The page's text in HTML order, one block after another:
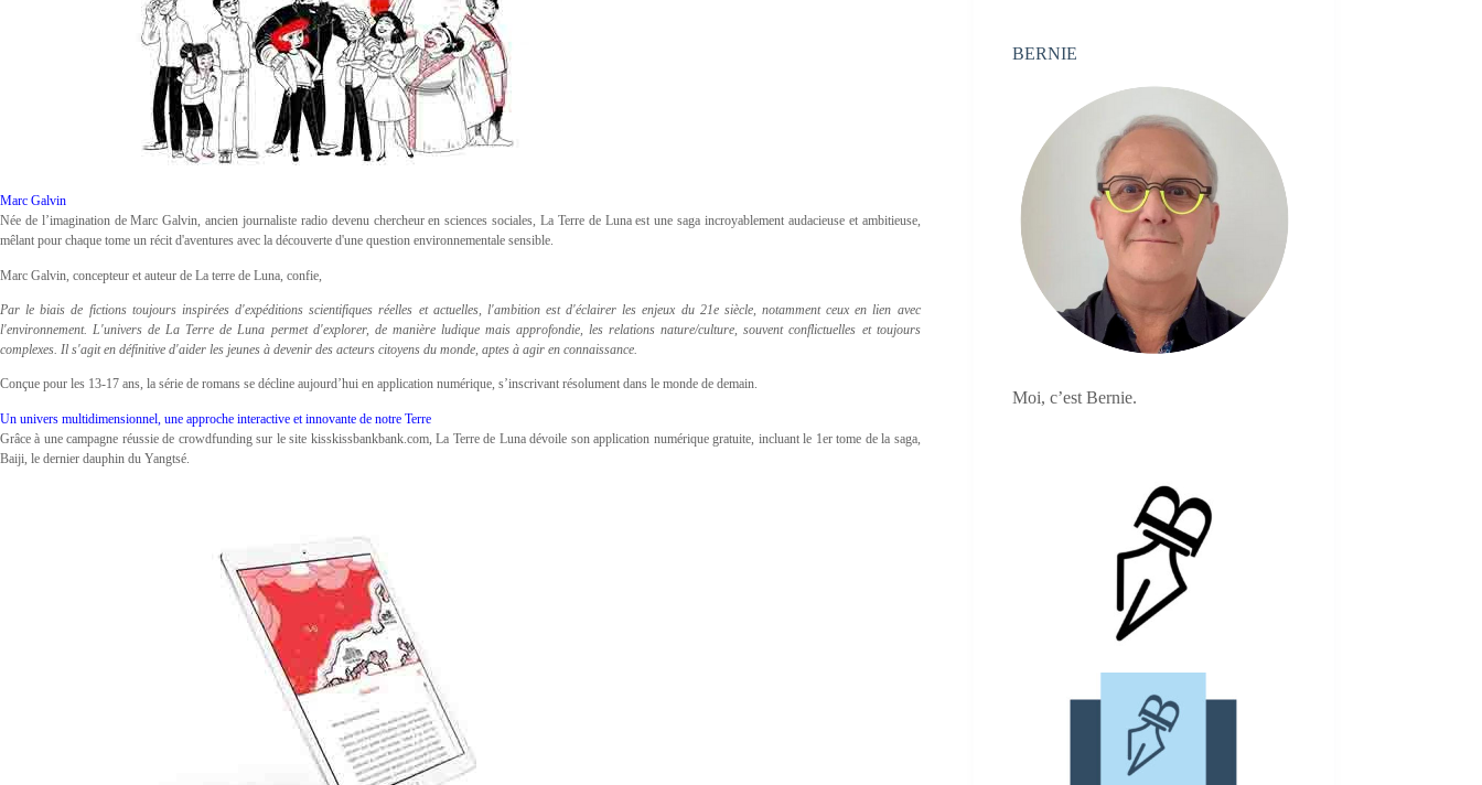
Marc Galvin
Née de l’imagination de Marc Galvin, ancien journaliste radio devenu chercheur en sciences sociales, La Terre de Luna est une saga incroyablement audacieuse et ambitieuse,
mêlant pour chaque tome un récit d'aventures avec la découverte d'une question environnementale sensible.
Marc Galvin, concepteur et auteur de La terre de Luna, confie,
Par le biais de fictions toujours inspirées d'expéditions scientifiques réelles et actuelles, l'ambition est d'éclairer les enjeux du 21e siècle, notamment ceux en lien avec
l'environnement. L'univers de La Terre de Luna permet d'explorer, de manière ludique mais approfondie, les relations nature/culture, souvent conflictuelles et toujours
complexes. Il s'agit en définitive d'aider les jeunes à devenir des acteurs citoyens du monde, aptes à agir en connaissance.
Conçue pour les 13-17 ans, la série de romans se décline aujourd’hui en application numérique, s’inscrivant résolument dans le monde de demain.
Un univers multidimensionnel, une approche interactive et innovante de notre Terre
Grâce à une campagne réussie de crowdfunding sur le site kisskissbankbank.com, La Terre de Luna dévoile son application numérique gratuite, incluant le 1er tome de la saga,
Baiji, le dernier dauphin du Yangtsé.
BERNIE
Moi, c’est Bernie.